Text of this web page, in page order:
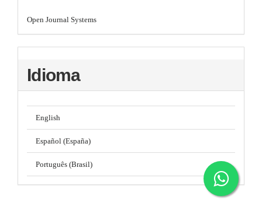
Open Journal Systems
Idioma
English
Español (España)
Português (Brasil)